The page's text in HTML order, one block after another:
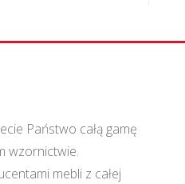
Państwo całą gamę
wzornictwie.
mebli z całej